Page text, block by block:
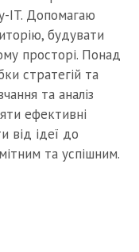
IT. Допомагаю
будувати
просторі. Понад
стратегій та
та аналіз
ефективні
від ідеї до
та успішним.